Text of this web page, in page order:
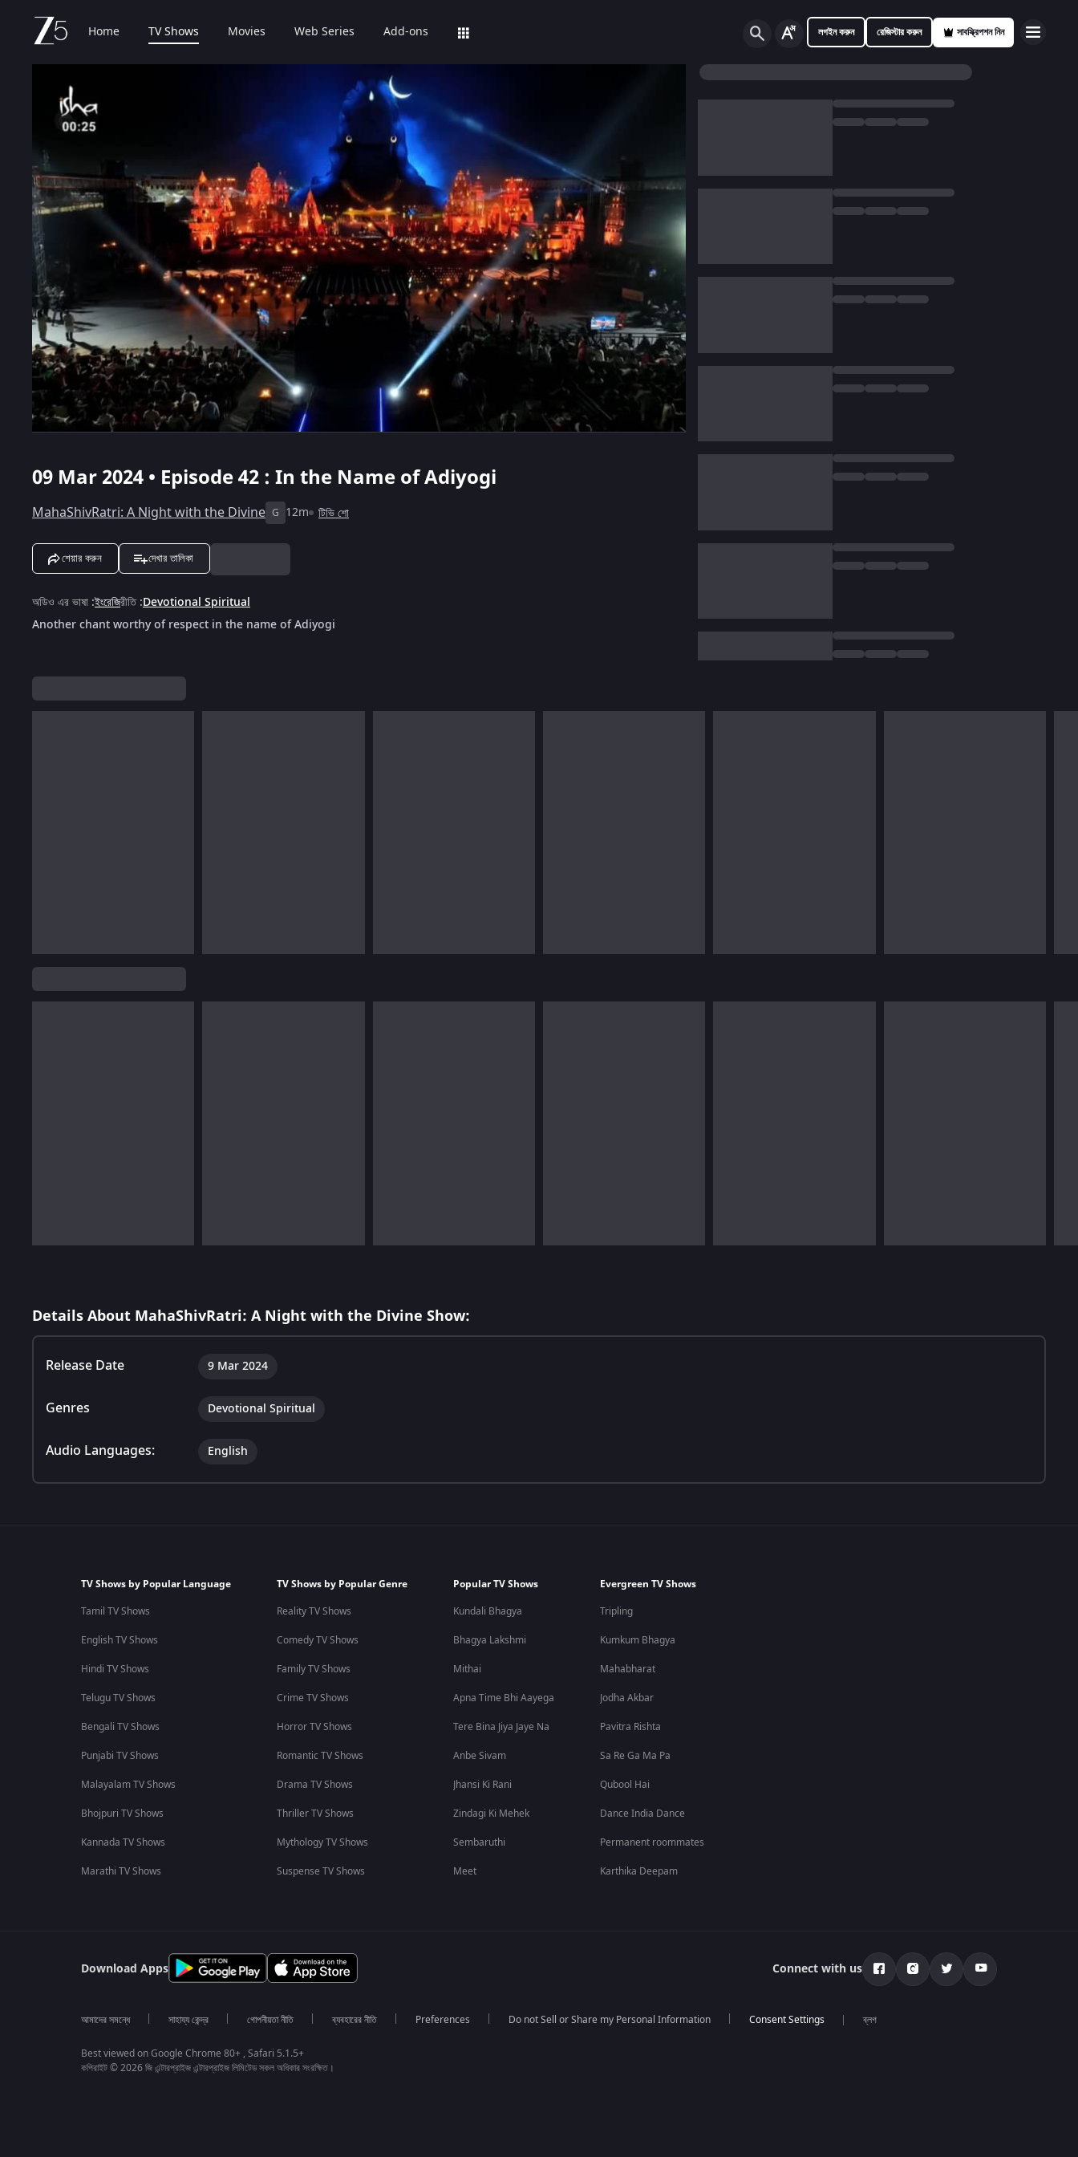
Home TV Shows Movies Web Series Add-ons লগইন করুন রেজিস্টার করুন সাবস্ক্রিপশন নিন
09 Mar 2024 • Episode 42 : In the Name of Adiyogi
MahaShivRatri: A Night with the Divine G 12m টিভি শো
শেয়ার করুন দেখার তালিকা
অডিও এর ভাষা :ইংরেজিরীতি:Devotional Spiritual
Another chant worthy of respect in the name of Adiyogi
Details About MahaShivRatri: A Night with the Divine Show:
Release Date 9 Mar 2024
Genres Devotional Spiritual
Audio Languages: English
TV Shows by Popular Language
Tamil TV Shows
English TV Shows
Hindi TV Shows
Telugu TV Shows
Bengali TV Shows
Punjabi TV Shows
Malayalam TV Shows
Bhojpuri TV Shows
Kannada TV Shows
Marathi TV Shows
TV Shows by Popular Genre
Reality TV Shows
Comedy TV Shows
Family TV Shows
Crime TV Shows
Horror TV Shows
Romantic TV Shows
Drama TV Shows
Thriller TV Shows
Mythology TV Shows
Suspense TV Shows
Popular TV Shows
Kundali Bhagya
Bhagya Lakshmi
Mithai
Apna Time Bhi Aayega
Tere Bina Jiya Jaye Na
Anbe Sivam
Jhansi Ki Rani
Zindagi Ki Mehek
Sembaruthi
Meet
Evergreen TV Shows
Tripling
Kumkum Bhagya
Mahabharat
Jodha Akbar
Pavitra Rishta
Sa Re Ga Ma Pa
Qubool Hai
Dance India Dance
Permanent roommates
Karthika Deepam
Download Apps Connect with us
আমাদের সমন্ধে সাহায্য কেন্দ্র গোপনীয়তা নীতি ব্যবহারের নীতি Preferences Do not Sell or Share my Personal Information ব্লগ
Best viewed on Google Chrome 80+ , Safari 5.1.5+
কপিরাইট © 2026 জি এন্টারপ্রাইজ এন্টারপ্রাইজ লিমিটেড সকল অধিকার সংরক্ষিত।